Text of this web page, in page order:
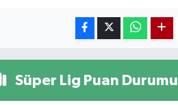
Süper Lig Puan Durumu